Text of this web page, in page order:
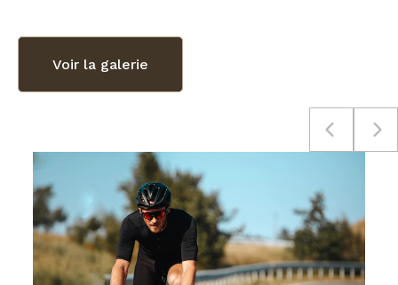
Voir la galerie